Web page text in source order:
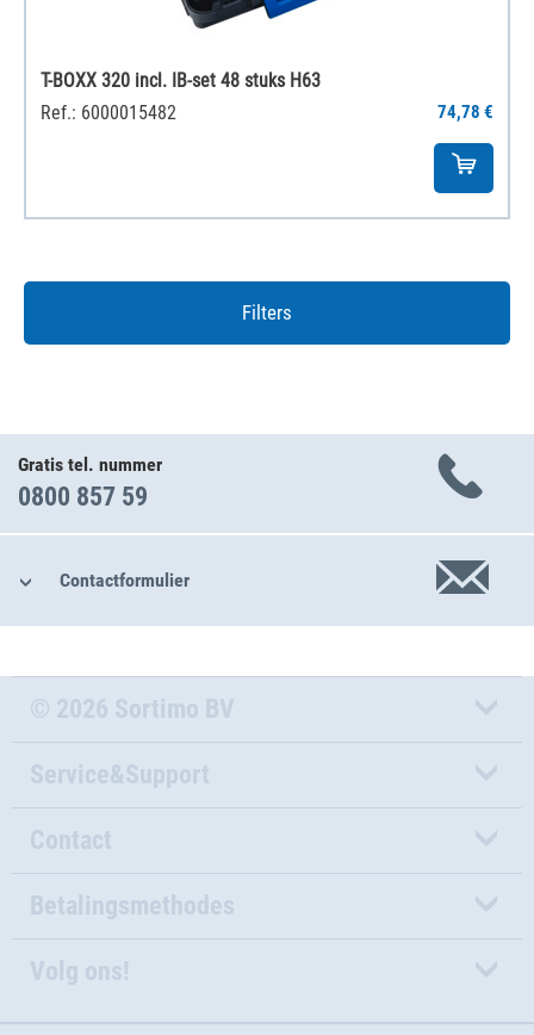
T-BOXX 320 incl. IB-set 48 stuks H63
Ref.: 6000015482
74,78 €
Filters
Gratis tel. nummer
0800 857 59
Contactformulier
© 2026 Sortimo BV
Service&Support
Contact
Betalingsmethodes
Volg ons!